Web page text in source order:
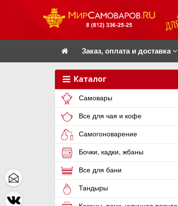
Заказ, оплата и доставка
Каталог
Самовары
Все для чая и кофе
Самогоноварение
Бочки, кадки, жбаны
Все для бани
Тандыры